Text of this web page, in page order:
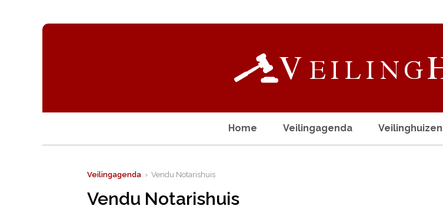
Home Veilingagenda Veilinghuizen
Veilingagenda › Vendu Notarishuis
Vendu Notarishuis